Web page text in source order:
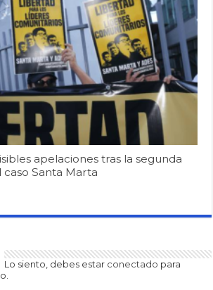
apelaciones tras la segunda
Santa Marta
Lo siento, debes estar conectado para